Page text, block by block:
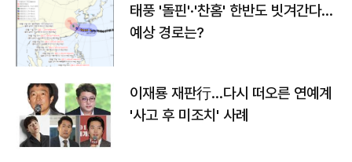
태풍 '돌핀'·'찬홈' 한반도 빗겨간다…
예상 경로는?
이재룡 재판行…다시 떠오른 연예계
'사고 후 미조치' 사례